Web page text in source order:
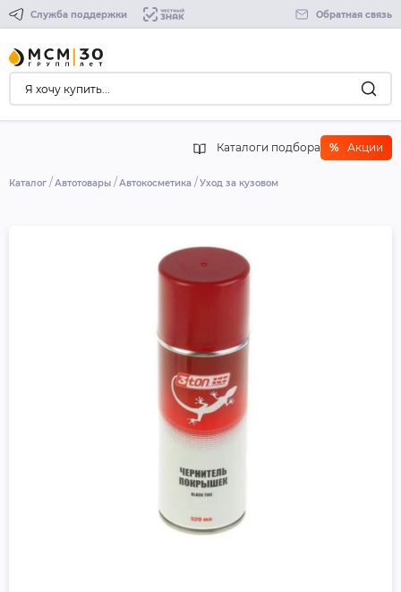
Служба поддержки Обратная связь
Каталоги подбора % Акции
Каталог Автотовары Автокосметика Уход за кузовом